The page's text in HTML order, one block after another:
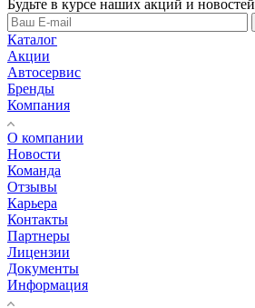
Будьте в курсе наших акций и новостей
Каталог
Акции
Автосервис
Бренды
Компания
О компании
Новости
Команда
Отзывы
Карьера
Контакты
Партнеры
Лицензии
Документы
Информация